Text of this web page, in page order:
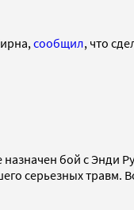
сообщил, что
бой с Энди
серьезных